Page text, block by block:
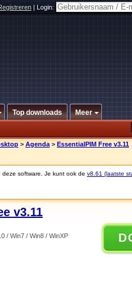
|Login:
Top downloads Meer
> Agenda > EssentialPIM Free v3.11
software. Je kunt ook de v8.61 (laatste
v3.11
/ Win7 / Win8 / WinXP